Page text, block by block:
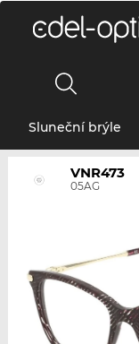
Sluneční brýle
VNR473
05AG